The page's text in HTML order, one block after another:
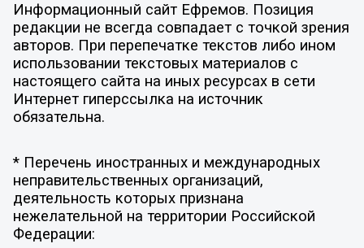
Информационный сайт Ефремов. Позиция
редакции не всегда совпадает с точкой зрения
авторов. При перепечатке текстов либо ином
использовании текстовых материалов с
настоящего сайта на иных ресурсах в сети
Интернет гиперссылка на источник
обязательна.
* Перечень иностранных и международных
неправительственных организаций,
деятельность которых признана
нежелательной на территории Российской
Федерации: